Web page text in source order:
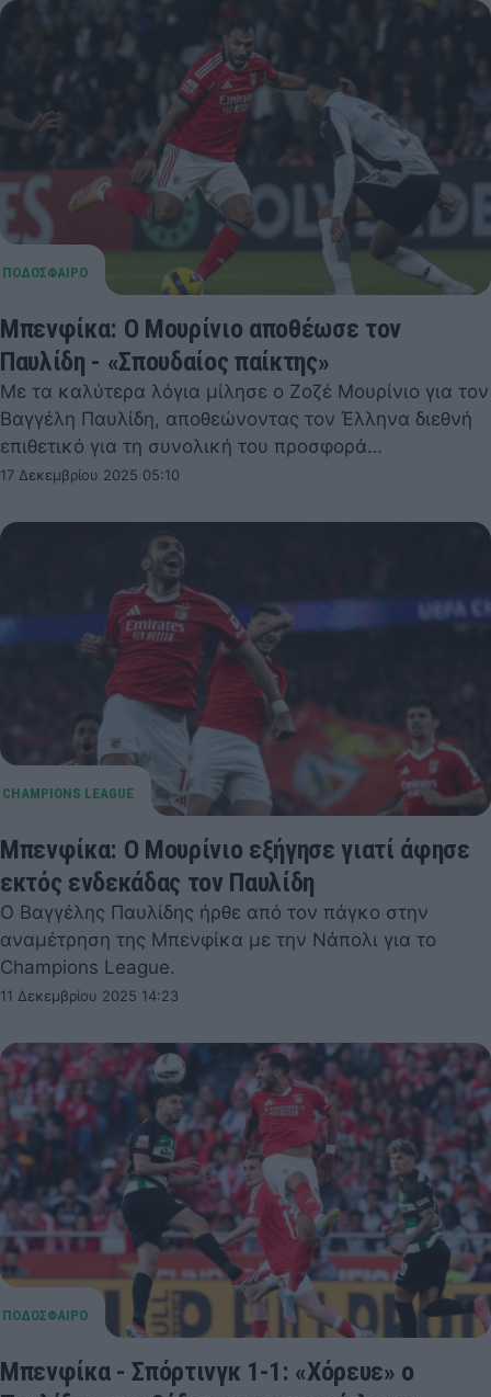
Μπενφίκα: Ο Μουρίνιο αποθέωσε τον
Παυλίδη - «Σπουδαίος παίκτης»
Με τα καλύτερα λόγια μίλησε ο Ζοζέ Μουρίνιο για τον
Βαγγέλη Παυλίδη, αποθεώνοντας τον Έλληνα διεθνή
επιθετικό για τη συνολική του προσφορά…
17 Δεκεμβρίου 2025 05:10
Μπενφίκα: Ο Μουρίνιο εξήγησε γιατί άφησε
εκτός ενδεκάδας τον Παυλίδη
Ο Βαγγέλης Παυλίδης ήρθε από τον πάγκο στην
αναμέτρηση της Μπενφίκα με την Νάπολι για το
Champions League.
11 Δεκεμβρίου 2025 14:23
Μπενφίκα - Σπόρτινγκ 1-1: «Χόρευε» ο